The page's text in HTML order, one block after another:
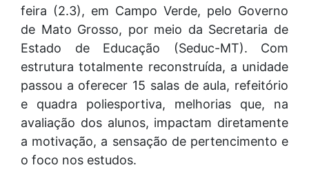
feira (2.3), em Campo Verde, pelo Governo
de Mato Grosso, por meio da Secretaria de
Estado de Educação (Seduc-MT). Com
estrutura totalmente reconstruída, a unidade
passou a oferecer 15 salas de aula, refeitório
e quadra poliesportiva, melhorias que, na
avaliação dos alunos, impactam diretamente
a motivação, a sensação de pertencimento e
o foco nos estudos.